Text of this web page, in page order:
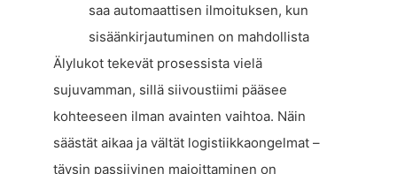
saa automaattisen ilmoituksen, kun
sisäänkirjautuminen on mahdollista
Älylukot tekevät prosessista vielä
sujuvamman, sillä siivoustiimi pääsee
kohteeseen ilman avainten vaihtoa. Näin
säästät aikaa ja vältät logistiikkaongelmat –
täysin passiivinen majoittaminen on